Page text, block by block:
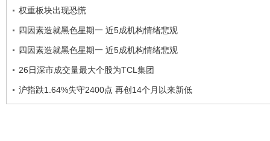
权重板块出现恐慌
四因素造就黑色星期一 近5成机构情绪悲观
四因素造就黑色星期一 近5成机构情绪悲观
26日深市成交量最大个股为TCL集团
沪指跌1.64%失守2400点 再创14个月以来新低